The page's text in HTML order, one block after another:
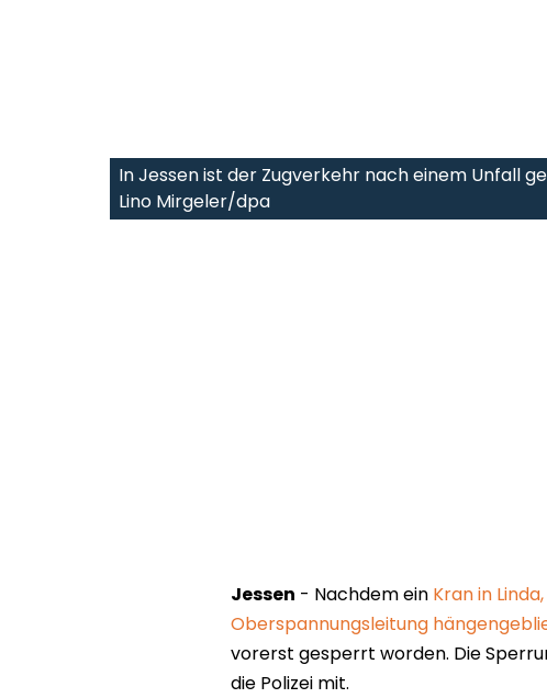
In Jessen ist der Zugverkehr nach einem Unfall
Lino Mirgeler/dpa
Jessen - Nachdem ein Kran in
Oberspannungsleitung
vorerst gesperrt worden. Die
die Polizei mit.